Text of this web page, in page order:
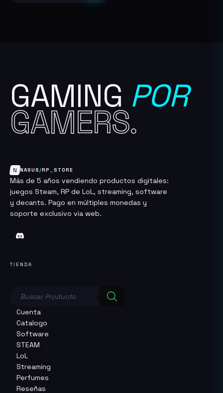
GAMING POR
GAMERS.
N NASUS /RP STORE
Más de 5 años vendiendo productos digitales:
juegos Steam, RP de LoL, streaming, software
y decants. Pago en múltiples monedas y
soporte exclusivo via web.
TIENDA
Cuenta
Catalogo
Software
STEAM
LoL
Streaming
Perfumes
Reseñas